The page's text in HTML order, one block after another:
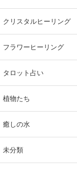
クリスタルヒーリング
フラワーヒーリング
タロット占い
植物たち
癒しの水
未分類